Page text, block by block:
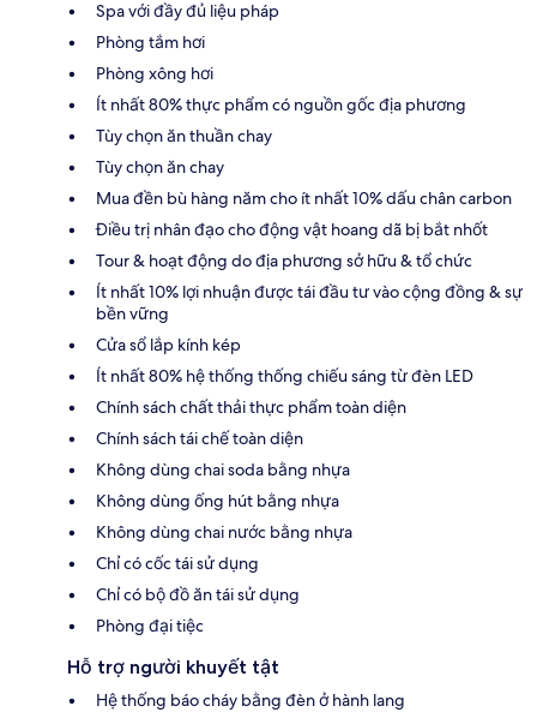
Spa với đầy đủ liệu pháp
Phòng tắm hơi
Phòng xông hơi
Ít nhất 80% thực phẩm có nguồn gốc địa phương
Tùy chọn ăn thuần chay
Tùy chọn ăn chay
Mua đền bù hàng năm cho ít nhất 10% dấu chân carbon
Điều trị nhân đạo cho động vật hoang dã bị bắt nhốt
Tour & hoạt động do địa phương sở hữu & tổ chức
Ít nhất 10% lợi nhuận được tái đầu tư vào cộng đồng & sự
bền vững
Cửa sổ lắp kính kép
Ít nhất 80% hệ thống thống chiếu sáng từ đèn LED
Chính sách chất thải thực phẩm toàn diện
Chính sách tái chế toàn diện
Không dùng chai soda bằng nhựa
Không dùng ống hút bằng nhựa
Không dùng chai nước bằng nhựa
Chỉ có cốc tái sử dụng
Chỉ có bộ đồ ăn tái sử dụng
Phòng đại tiệc
Hỗ trợ người khuyết tật
Hệ thống báo cháy bằng đèn ở hành lang